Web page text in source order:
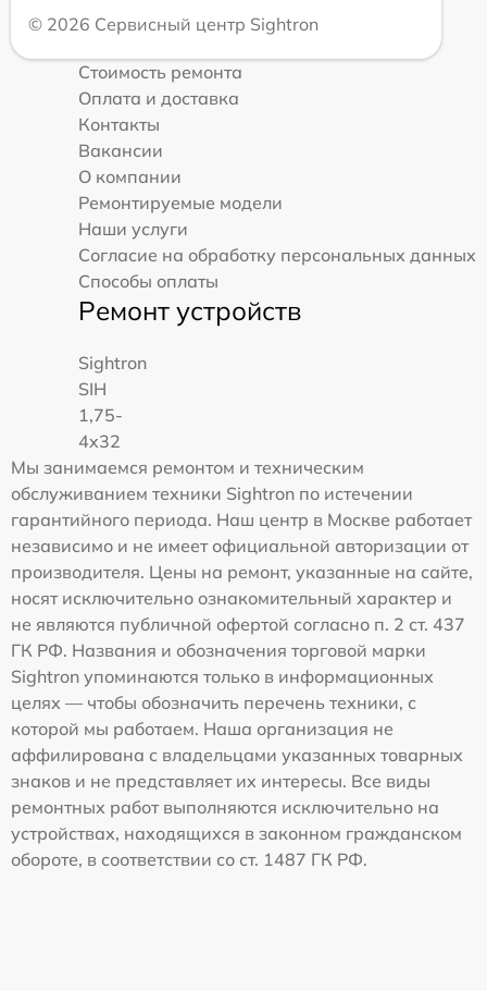
© 2026 Сервисный центр Sightron
Стоимость ремонта
Оплата и доставка
Контакты
Вакансии
О компании
Ремонтируемые модели
Наши услуги
Согласие на обработку персональных данных
Способы оплаты
Ремонт устройств
Sightron
SIH
1,75-
4x32
Мы занимаемся ремонтом и техническим
обслуживанием техники Sightron по истечении
гарантийного периода. Наш центр в Москве работает
независимо и не имеет официальной авторизации от
производителя. Цены на ремонт, указанные на сайте,
носят исключительно ознакомительный характер и
не являются публичной офертой согласно п. 2 ст. 437
ГК РФ. Названия и обозначения торговой марки
Sightron упоминаются только в информационных
целях — чтобы обозначить перечень техники, с
которой мы работаем. Наша организация не
аффилирована с владельцами указанных товарных
знаков и не представляет их интересы. Все виды
ремонтных работ выполняются исключительно на
устройствах, находящихся в законном гражданском
обороте, в соответствии со ст. 1487 ГК РФ.